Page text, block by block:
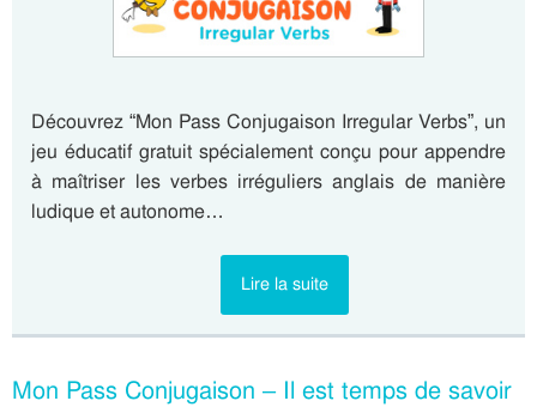
Découvrez “Mon Pass Conjugaison Irregular Verbs”, un
jeu éducatif gratuit spécialement conçu pour appendre
à maîtriser les verbes irréguliers anglais de manière
ludique et autonome…
Lire la suite
Mon Pass Conjugaison – Il est temps de savoir